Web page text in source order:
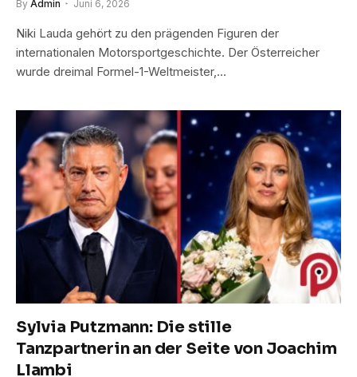
By Admin Juni 6, 2026
Niki Lauda gehört zu den prägenden Figuren der
internationalen Motorsportgeschichte. Der Österreicher
wurde dreimal Formel-1-Weltmeister,…
Sylvia Putzmann: Die stille
Tanzpartnerin an der Seite von Joachim
Llambi